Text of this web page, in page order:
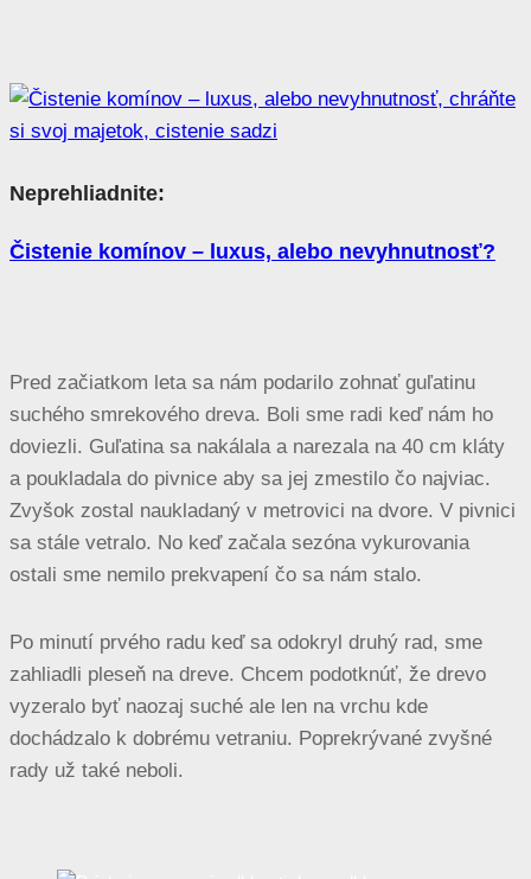
Neprehliadnite:
Čistenie komínov – luxus, alebo nevyhnutnosť?
Pred začiatkom leta sa nám podarilo zohnať guľatinu
suchého smrekového dreva. Boli sme radi keď nám ho
doviezli. Guľatina sa nakálala a narezala na 40 cm kláty
a poukladala do pivnice aby sa jej zmestilo čo najviac.
Zvyšok zostal naukladaný v metrovici na dvore. V pivnici
sa stále vetralo. No keď začala sezóna vykurovania
ostali sme nemilo prekvapení čo sa nám stalo.
Po minutí prvého radu keď sa odokryl druhý rad, sme
zahliadli pleseň na dreve. Chcem podotknúť, že drevo
vyzeralo byť naozaj suché ale len na vrchu kde
dochádzalo k dobrému vetraniu. Poprekrývané zvyšné
rady už také neboli.